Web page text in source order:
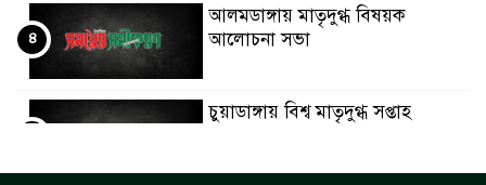
আলমডাঙ্গায় মাতৃদুগ্ধ বিষয়ক
আলোচনা সভা
৪
চুয়াডাঙ্গায় বিশ্ব মাতৃদুগ্ধ সপ্তাহ